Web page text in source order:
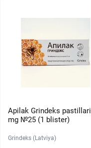
Apilak Grindeks
mg №25 (1 blister)
Grindeks (Latviya)